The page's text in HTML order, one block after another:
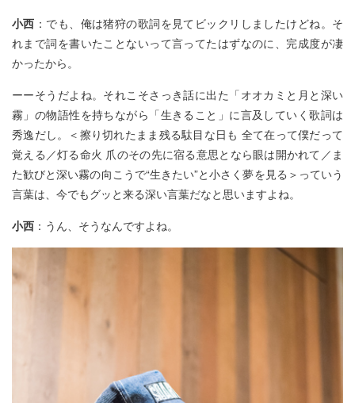
小西 ：でも、俺は猪狩の歌詞を見てビックリしましたけどね。そ
れまで詞を書いたことないって言ってたはずなのに、完成度が凄
かったから。
ーーそうだよね。それこそさっき話に出た「オオカミと月と深い
霧」の物語性を持ちながら「生きること」に言及していく歌詞は
秀逸だし。＜擦り切れたまま残る駄目な日も 全て在って僕だって
覚える／灯る命火 爪のその先に宿る意思となら眼は開かれて／ま
た歓びと深い霧の向こうで“生きたい”と小さく夢を見る＞っていう
言葉は、今でもグッと来る深い言葉だなと思いますよね。
小西 ：うん、そうなんですよね。